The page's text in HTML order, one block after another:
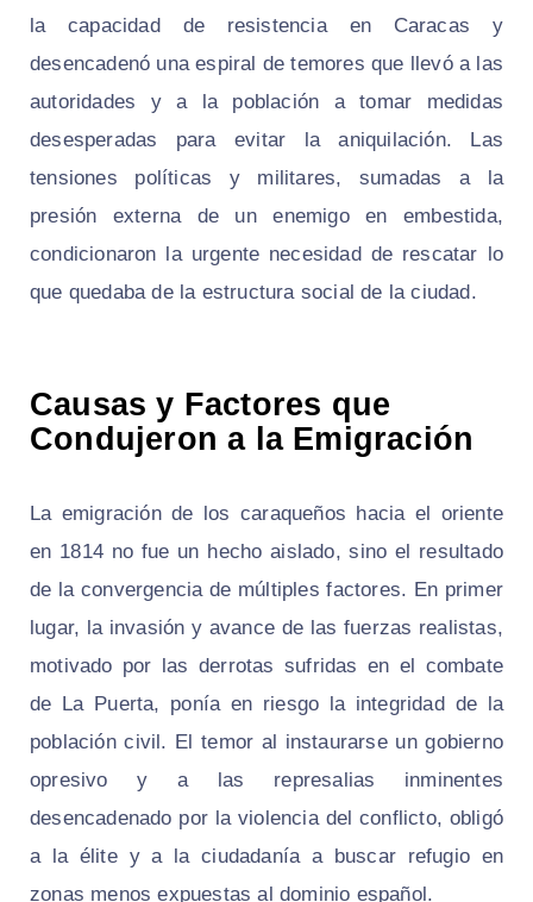
la capacidad de resistencia en Caracas y
desencadenó una espiral de temores que llevó a las
autoridades y a la población a tomar medidas
desesperadas para evitar la aniquilación. Las
tensiones políticas y militares, sumadas a la
presión externa de un enemigo en embestida,
condicionaron la urgente necesidad de rescatar lo
que quedaba de la estructura social de la ciudad.
Causas y Factores que
Condujeron a la Emigración
La emigración de los caraqueños hacia el oriente
en 1814 no fue un hecho aislado, sino el resultado
de la convergencia de múltiples factores. En primer
lugar, la invasión y avance de las fuerzas realistas,
motivado por las derrotas sufridas en el combate
de La Puerta, ponía en riesgo la integridad de la
población civil. El temor al instaurarse un gobierno
opresivo y a las represalias inminentes
desencadenado por la violencia del conflicto, obligó
a la élite y a la ciudadanía a buscar refugio en
zonas menos expuestas al dominio español.